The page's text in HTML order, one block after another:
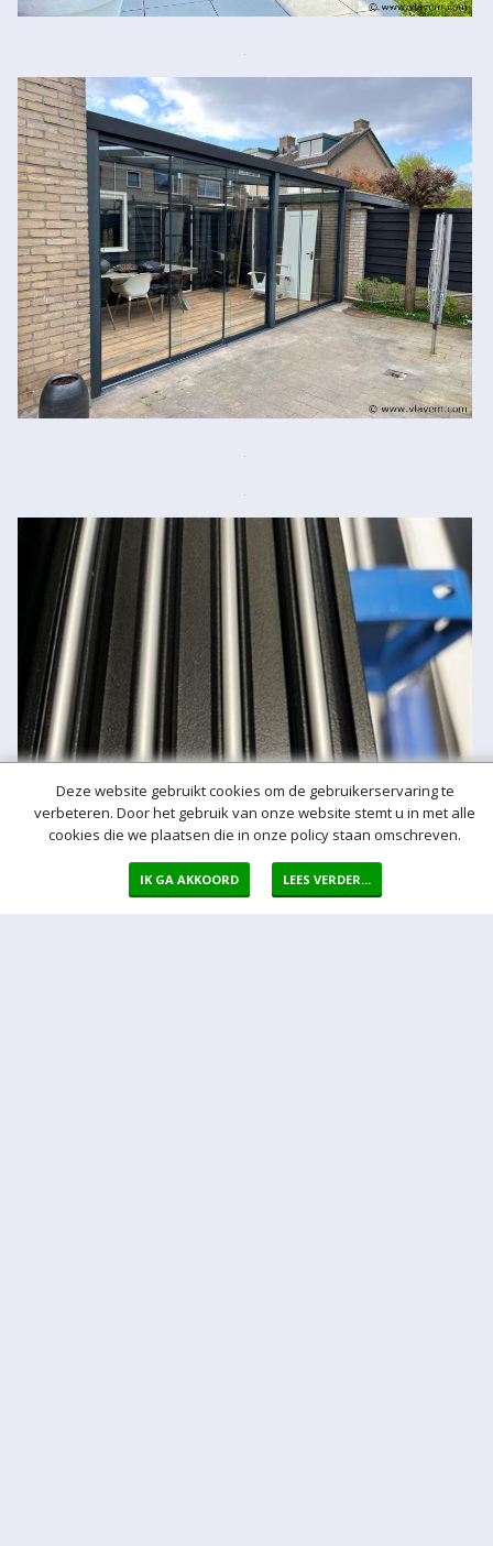
Deze website gebruikt cookies om de gebruikerservaring te
verbeteren. Door het gebruik van onze website stemt u in met alle
cookies die we plaatsen die in onze policy staan omschreven.
IK GA AKKOORD LEES VERDER...